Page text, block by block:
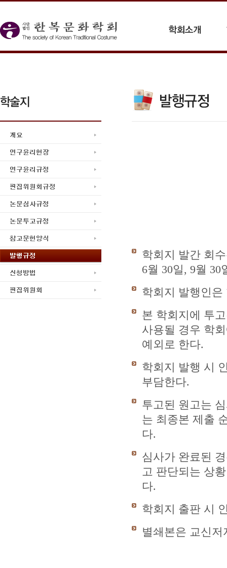
학회지 발간 회
6월 30일, 9월 30
학회지 발행인
본 학회지에 투
사용될 경우 학
예외로 한다.
학회지 발행 시
부담한다.
투고된 원고는
는 최종본 제출
다.
심사가 완료된
고 판단되는 상
다.
학회지 출판 시
별쇄본은 교신저